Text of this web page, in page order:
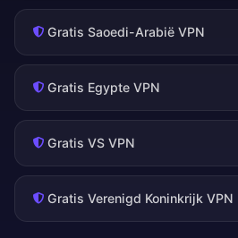
Gratis Saoedi-Arabië VPN
Gratis Egypte VPN
Gratis VS VPN
Gratis Verenigd Koninkrijk VPN